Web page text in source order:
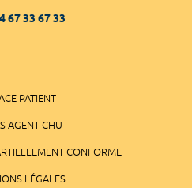
67 33 67 33
PATIENT
AGENT CHU
CONFORME
LÉGALES